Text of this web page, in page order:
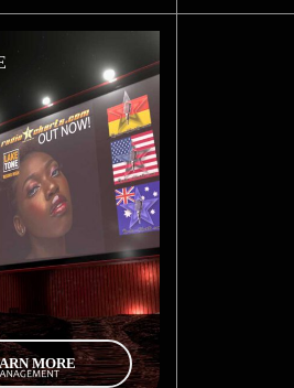
MORE